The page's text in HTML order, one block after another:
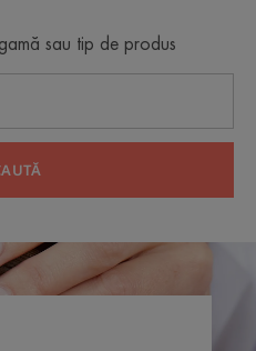
sau tip de produs